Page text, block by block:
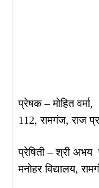
प्रेषक – मोहित वर्मा,
112, रामगंज, राज
प्रेषिती – श्री अभय
मनोहर विद्यालय,